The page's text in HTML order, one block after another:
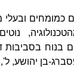
ובעלי
בנוח בסביבות
בן יהושע, ל', 2019 )